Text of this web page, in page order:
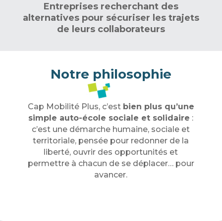
Entreprises recherchant des
alternatives pour sécuriser les trajets
de leurs collaborateurs
Notre philosophie
Cap Mobilité Plus, c’est bien plus qu’une
simple auto-école sociale et solidaire :
c’est une démarche humaine, sociale et
territoriale, pensée pour redonner de la
liberté, ouvrir des opportunités et
permettre à chacun de se déplacer… pour
avancer.